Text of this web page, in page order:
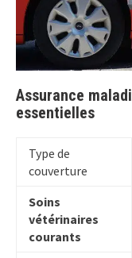
Assurance
essentielles
Type de
couverture
Soins
vétérinaires
courants